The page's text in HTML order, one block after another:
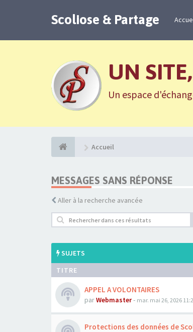
Scoliose & Partage
UN
Un espace
Accueil
MESSAGES SANS RÉPONSE
Aller à la recherche avancée
SUJETS
TITRE
APPEL A VOLONTAIRES
parWebmaster- mar. mai 26, 2026
Protections des données de